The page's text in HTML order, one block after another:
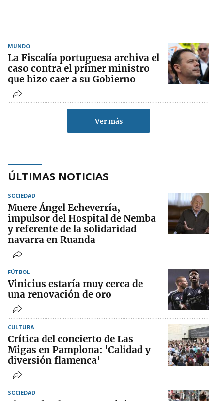
MUNDO
La Fiscalía portuguesa archiva el
caso contra el primer ministro
que hizo caer a su Gobierno
Ver más
ÚLTIMAS NOTICIAS
SOCIEDAD
Muere Ángel Echeverría,
impulsor del Hospital de Nemba
y referente de la solidaridad
navarra en Ruanda
FÚTBOL
Vinicius estaría muy cerca de
una renovación de oro
CULTURA
Crítica del concierto de Las
Migas en Pamplona: 'Calidad y
diversión flamenca'
SOCIEDAD